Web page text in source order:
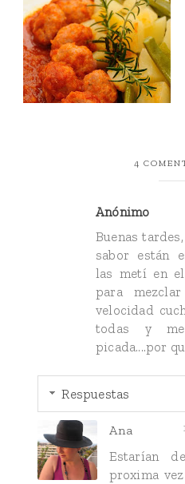
4
Anónimo
Buenas
sabor están
las metí en
para
velocidad
todas y
picada....por
Respuestas
Ana
Estarían
proxima